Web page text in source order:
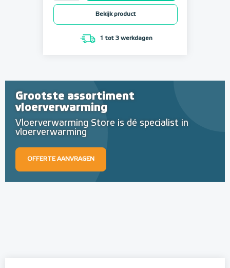
Bekijk product
1 tot 3 werkdagen
Grootste assortiment
vloerverwarming
Vloerverwarming Store is dé specialist in
vloerverwarming
OFFERTE AANVRAGEN